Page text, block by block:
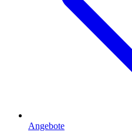
Angebote